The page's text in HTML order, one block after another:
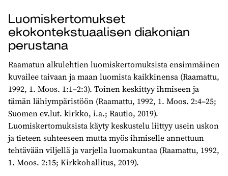
Luomiskertomukset
ekokontekstuaalisen diakonian
perustana
Raamatun alkulehtien luomiskertomuksista ensimmäinen
kuvailee taivaan ja maan luomista kaikkinensa (Raamattu,
1992, 1. Moos. 1:1–2:3). Toinen keskittyy ihmiseen ja
tämän lähiympäristöön (Raamattu, 1992, 1. Moos. 2:4–25;
Suomen ev.lut. kirkko, i.a.; Rautio, 2019).
Luomiskertomuksista käyty keskustelu liittyy usein uskon
ja tieteen suhteeseen mutta myös ihmiselle annettuun
tehtävään viljellä ja varjella luomakuntaa (Raamattu, 1992,
1. Moos. 2:15; Kirkkohallitus, 2019).